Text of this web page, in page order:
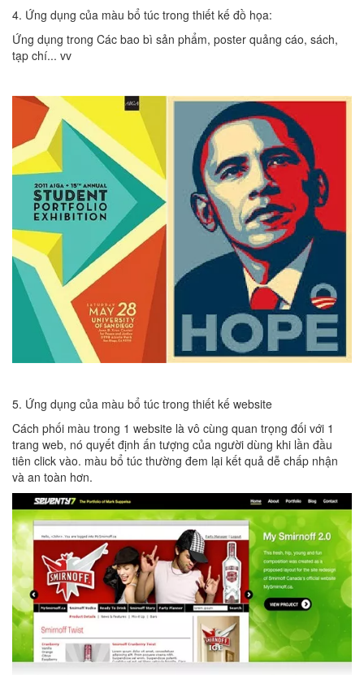
4. Ứng dụng của màu bổ túc trong thiết kế đồ họa:
Ứng dụng trong Các bao bì sản phẩm, poster quảng cáo, sách,
tạp chí... vv
5. Ứng dụng của màu bổ túc trong thiết kế website
Cách phối màu trong 1 website là vô cùng quan trọng đối với 1
trang web, nó quyết định ấn tượng của người dùng khi lần đầu
tiên click vào. màu bổ túc thường đem lại kết quả dễ chấp nhận
và an toàn hơn.